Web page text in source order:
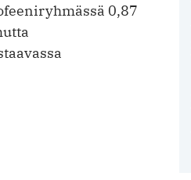
0,87